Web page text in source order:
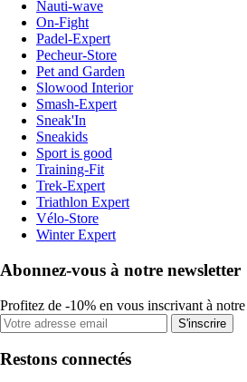
Nauti-wave
On-Fight
Padel-Expert
Pecheur-Store
Pet and Garden
Slowood Interior
Smash-Expert
Sneak'In
Sneakids
Sport is good
Training-Fit
Trek-Expert
Triathlon Expert
Vélo-Store
Winter Expert
Abonnez-vous à notre newsletter
Profitez de -10% en vous inscrivant à
S'inscrire
Restons connectés